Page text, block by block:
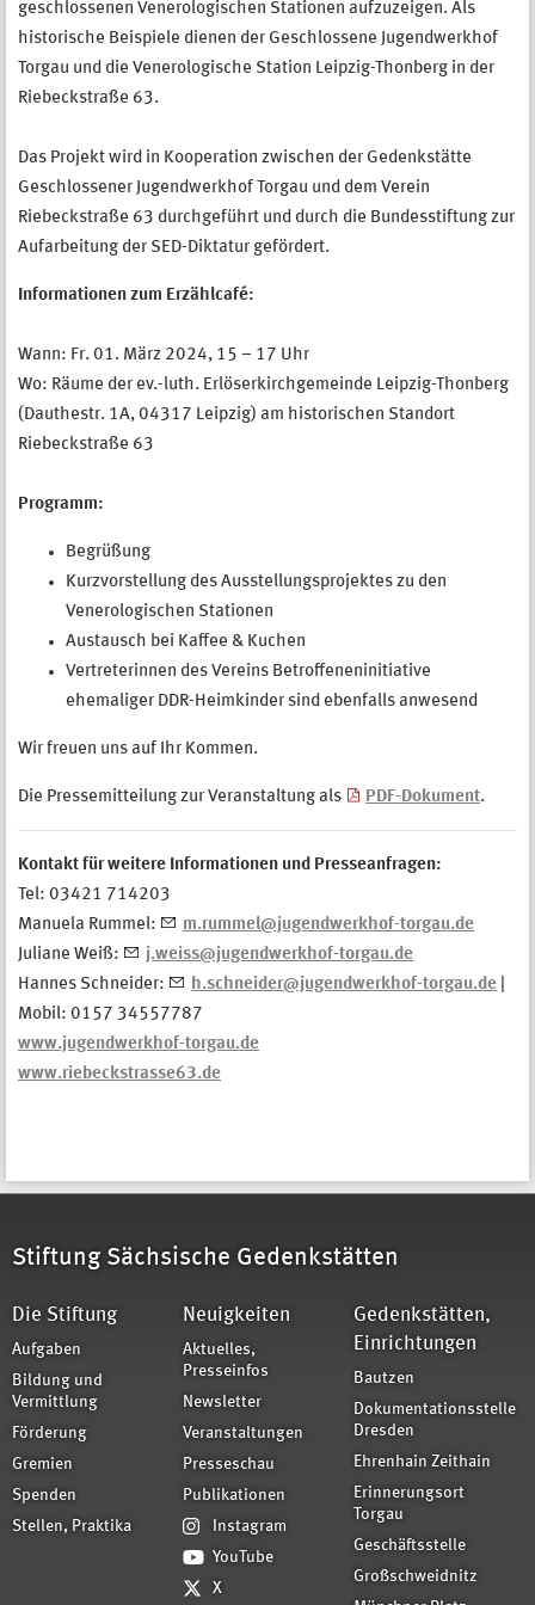
geschlossenen Venerologischen Stationen aufzuzeigen. Als
historische Beispiele dienen der Geschlossene Jugendwerkhof
Torgau und die Venerologische Station Leipzig-Thonberg in der
Riebeckstraße 63.
Das Projekt wird in Kooperation zwischen der Gedenkstätte
Geschlossener Jugendwerkhof Torgau und dem Verein
Riebeckstraße 63 durchgeführt und durch die Bundesstiftung zur
Aufarbeitung der SED-Diktatur gefördert.
Informationen zum Erzählcafé:
Wann: Fr. 01. März 2024, 15 – 17 Uhr
Wo: Räume der ev.-luth. Erlöserkirchgemeinde Leipzig-Thonberg
(Dauthestr. 1A, 04317 Leipzig) am historischen Standort
Riebeckstraße 63
Programm:
Begrüßung
Kurzvorstellung des Ausstellungsprojektes zu den
Venerologischen Stationen
Austausch bei Kaffee & Kuchen
Vertreterinnen des Vereins Betroffeneninitiative
ehemaliger DDR-Heimkinder sind ebenfalls anwesend
Wir freuen uns auf Ihr Kommen.
Die Pressemitteilung zur Veranstaltung als PDF-Dokument.
Kontakt für weitere Informationen und Presseanfragen:
Tel: 03421 714203
Manuela Rummel:
m.rummel@jugendwerkhof-torgau.de
Juliane Weiß:
j.weiss@jugendwerkhof-torgau.de
Hannes Schneider:
h.schneider@jugendwerkhof-torgau.de
Mobil: 0157 34557787
www.jugendwerkhof-torgau.de
www.riebeckstrasse63.de
Stiftung Sächsische Gedenkstätten
Die Stiftung
Aufgaben
Bildung und
Vermittlung
Förderung
Gremien
Spenden
Stellen, Praktika
Neuigkeiten
Aktuelles,
Presseinfos
Newsletter
Veranstaltungen
Presseschau
Publikationen
Instagram
YouTube
X
Gedenkstätten,
Einrichtungen
Bautzen
Dokumentationsstelle
Dresden
Ehrenhain Zeithain
Erinnerungsort
Torgau
Geschäftsstelle
Großschweidnitz